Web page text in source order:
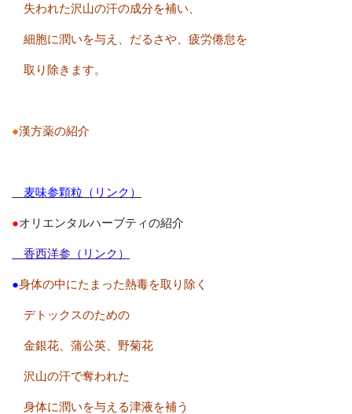
失われた沢山の汗の成分を補い、
細胞に潤いを与え、だるさや、疲労倦怠を
取り除きます。
●漢方薬の紹介
麦味参顆粒（リンク）
●オリエンタルハーブティの紹介
香西洋参（リンク）
●身体の中にたまった熱毒を取り除く
デトックスのための
金銀花、蒲公英、野菊花
沢山の汗で奪われた
身体に潤いを与える津液を補う